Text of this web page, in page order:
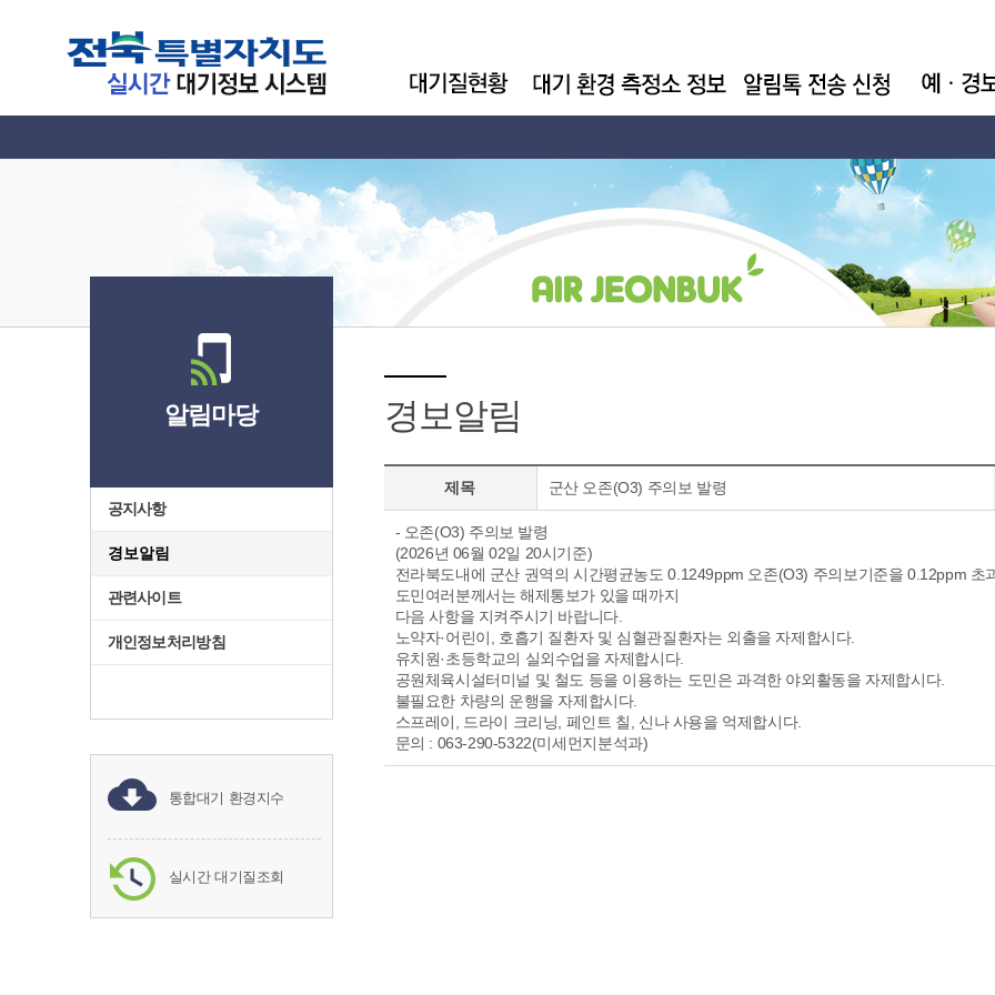
알림마당
공지사항
경보알림
관련사이트
개인정보처리방침
통합대기 환경지수
실시간 대기질조회
경보알림
제목 군산 오존(O3) 주의보 발령
- 오존(O3) 주의보 발령
(2026년 06월 02일 20시기준)
전라북도내에 군산 권역의 시간평균농도 0.1249ppm 오존(O3) 주의보기준을 0.12ppm 초
도민여러분께서는 해제통보가 있을 때까지
다음 사항을 지켜주시기 바랍니다.
노약자·어린이, 호흡기 질환자 및 심혈관질환자는 외출을 자제합시다.
유치원·초등학교의 실외수업을 자제합시다.
공원체육시설터미널 및 철도 등을 이용하는 도민은 과격한 야외활동을 자제합시다.
불필요한 차량의 운행을 자제합시다.
스프레이, 드라이 크리닝, 페인트 칠, 신나 사용을 억제합시다.
문의 : 063-290-5322(미세먼지분석과)